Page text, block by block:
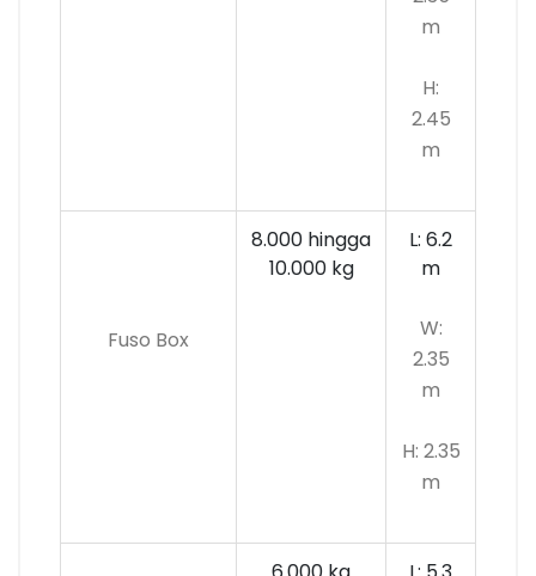
m
H:
2.45
m
Fuso Box
8.000 hingga
10.000 kg
L: 6.2
m
W:
2.35
m
H: 2.35
m